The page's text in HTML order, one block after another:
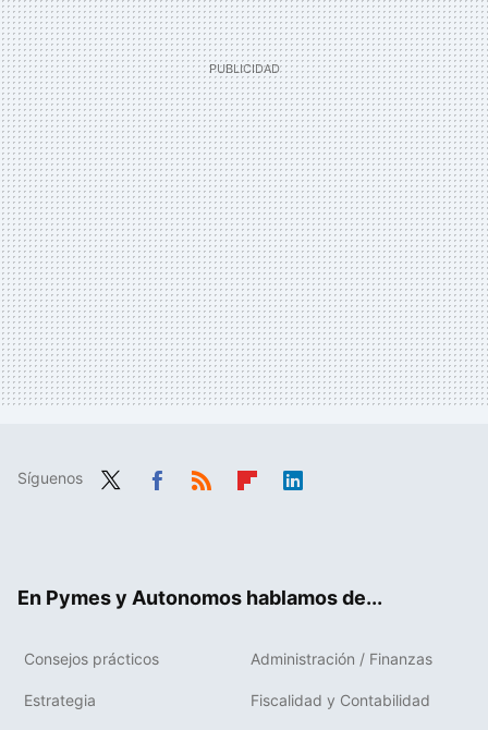
Síguenos
En Pymes y Autonomos hablamos de...
Consejos prácticos Administración / Finanzas
Estrategia Fiscalidad y Contabilidad